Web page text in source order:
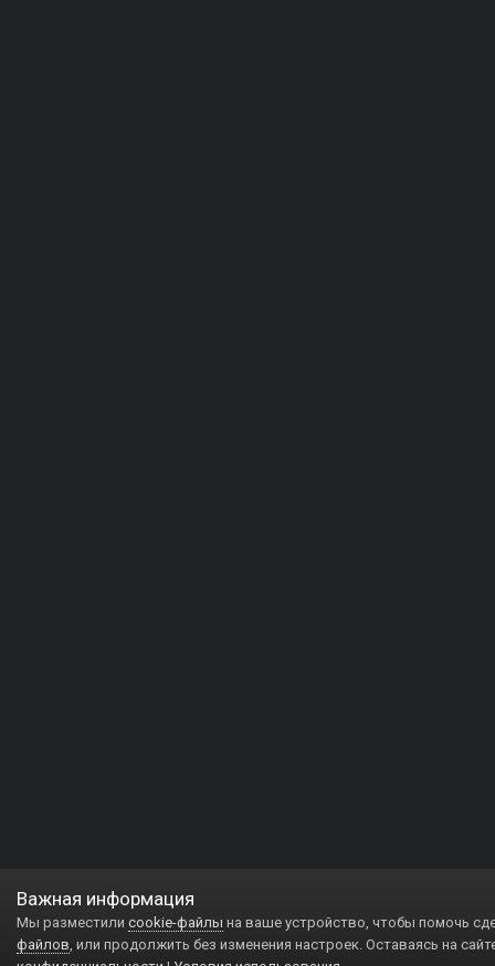
Важная информация
Мы разместили cookie-файлы на ваше устройство, чтобы помочь
файлов, или продолжить без изменения настроек. Оставаясь на